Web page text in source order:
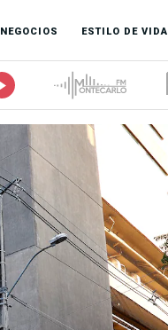
NEGOCIOS ESTILO DE VIDA